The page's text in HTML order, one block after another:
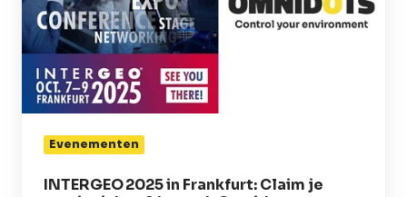
gratis
ticket
bezoek
Evenementen
INTERGEO 2025 in Frankfurt: Claim je